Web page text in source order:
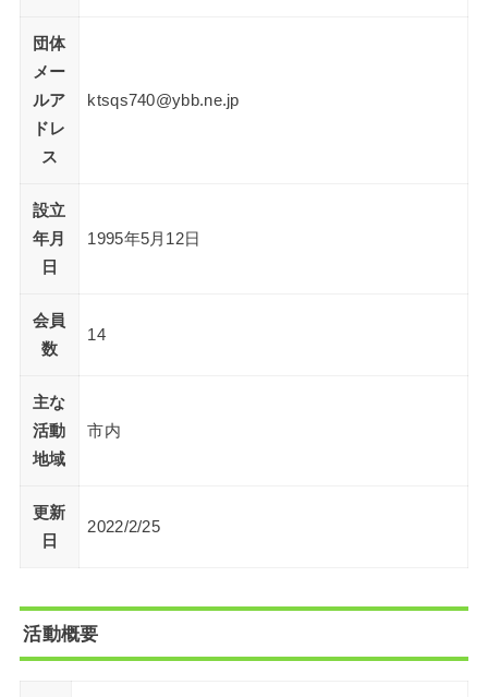
団体
メー
ルア
ドレ
ス
ktsqs740@ybb.ne.jp
設立
年月
日
1995年5月12日
会員
数
14
主な
活動
地域
市内
更新
日
2022/2/25
活動概要